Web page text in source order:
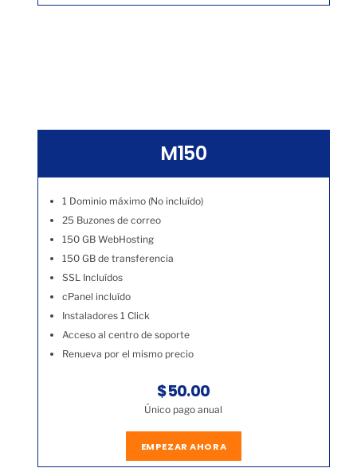
M150
1 Dominio máximo (No incluído)
25 Buzones de correo
150 GB WebHosting
150 GB de transferencia
SSL Incluídos
cPanel incluído
Instaladores 1 Click
Acceso al centro de soporte
Renueva por el mismo precio
$50.00
Único pago anual
EMPEZAR AHORA